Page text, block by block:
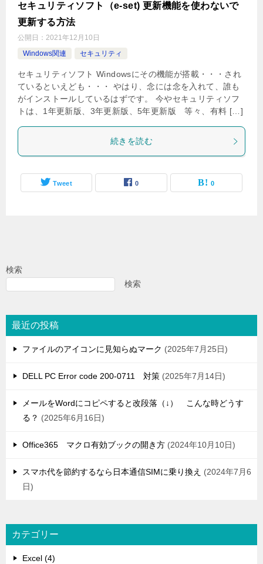
セキュリティソフト（e-set) 更新機能を使わないで
更新する方法
公開日： 2021年12月10日
Windows関連
セキュリティ
セキュリティソフト Windowsにその機能が搭載・・・され
ているといえども・・・ やはり、念には念を入れて、誰も
がインストールしているはずです。 今やセキュリティソフ
トは、1年更新版、3年更新版、5年更新版 等々、有料 […]
続きを読む
Tweet 0 0
検索
検索
最近の投稿
ファイルのアイコンに見知らぬマーク 2025年7月25日
DELL PC Error code 200-0711 対策 2025年7月14日
メールをWordにコピペすると改段落（↓） こんな時どうす
る？
2025年6月16日
Office365 マクロ有効ブックの開き方 2024年10月10日
スマホ代を節約するなら日本通信SIMに乗り換え
2024年7月6
日
カテゴリー
Excel (4)